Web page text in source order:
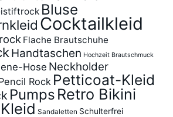
Bluse
Cocktailkleid
Flache Brautschuhe
Handtaschen Hochzeit Brautschmuck
Hose Neckholder
Rock Petticoat-Kleid
Pumps Retro Bikini
Sandaletten Schulterfrei